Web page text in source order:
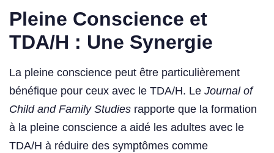
Pleine Conscience et
TDA/H : Une Synergie
La pleine conscience peut être particulièrement
bénéfique pour ceux avec le TDA/H. Le Journal of
Child and Family Studies rapporte que la formation
à la pleine conscience a aidé les adultes avec le
TDA/H à réduire des symptômes comme